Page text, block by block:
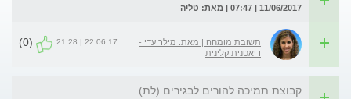
11/06/2017 | 07:47 | מאת: טליה
תשובת מומחה | מאת: מילר עדי -
דיאטנית קלינית
22.06.17 | 21:28
(0)
קבוצת תמיכה להורים לבגירים (לת)